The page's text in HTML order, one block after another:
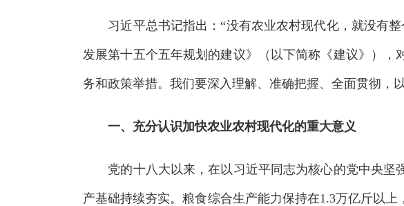
习近平总书记指出：“没有农业农村现代化，就没有整
发展第十五个五年规划的建议》（以下简称《建议》）
务和政策举措。我们要深入理解、准确把握、全面贯彻，
一、充分认识加快农业农村现代化的重大意义
党的十八大以来，在以习近平同志为核心的党中央坚
产基础持续夯实。粮食综合生产能力保持在1.3万亿斤以